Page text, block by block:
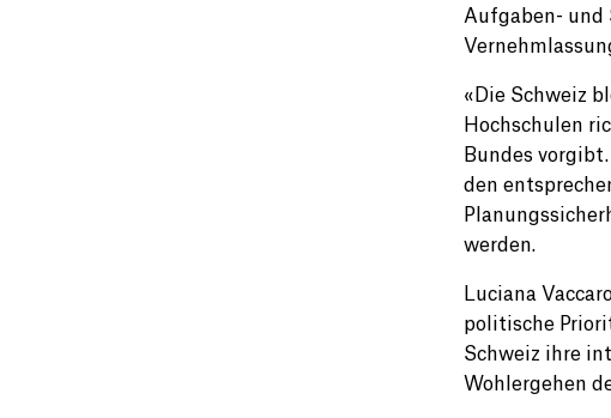
Aufgaben- und
«Die Schweiz
Hochschulen
Bundes
den
werden.
Luciana
politische
Schweiz ihre
Wohlergehen